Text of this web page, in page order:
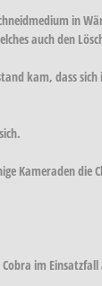
in
auch den
kam, dass
Kameraden die
im Einsatzfall